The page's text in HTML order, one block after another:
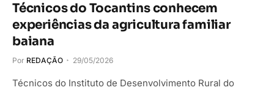
Técnicos do Tocantins conhecem
experiências da agricultura familiar
baiana
Por REDAÇÃO 29/05/2026
Técnicos do Instituto de Desenvolvimento Rural do